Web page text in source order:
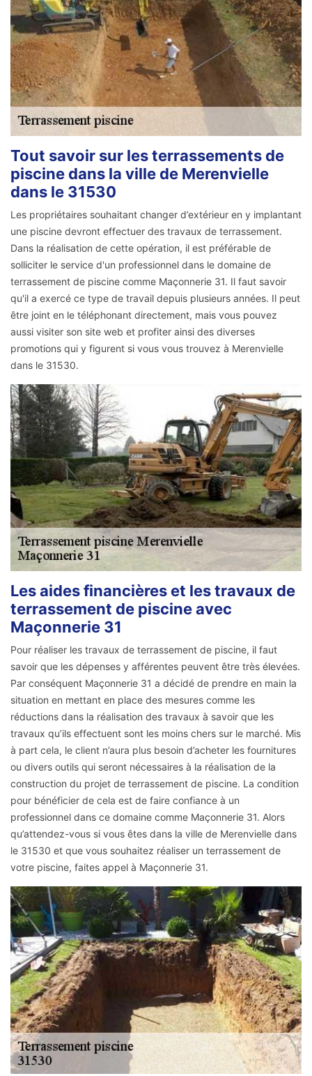
Tout savoir sur les terrassements de
piscine dans la ville de Merenvielle
dans le 31530
Les propriétaires souhaitant changer d’extérieur en y implantant
une piscine devront effectuer des travaux de terrassement.
Dans la réalisation de cette opération, il est préférable de
solliciter le service d'un professionnel dans le domaine de
terrassement de piscine comme Maçonnerie 31. Il faut savoir
qu'il a exercé ce type de travail depuis plusieurs années. Il peut
être joint en le téléphonant directement, mais vous pouvez
aussi visiter son site web et profiter ainsi des diverses
promotions qui y figurent si vous vous trouvez à Merenvielle
dans le 31530.
Les aides financières et les travaux de
terrassement de piscine avec
Maçonnerie 31
Pour réaliser les travaux de terrassement de piscine, il faut
savoir que les dépenses y afférentes peuvent être très élevées.
Par conséquent Maçonnerie 31 a décidé de prendre en main la
situation en mettant en place des mesures comme les
réductions dans la réalisation des travaux à savoir que les
travaux qu’ils effectuent sont les moins chers sur le marché. Mis
à part cela, le client n’aura plus besoin d’acheter les fournitures
ou divers outils qui seront nécessaires à la réalisation de la
construction du projet de terrassement de piscine. La condition
pour bénéficier de cela est de faire confiance à un
professionnel dans ce domaine comme Maçonnerie 31. Alors
qu’attendez-vous si vous êtes dans la ville de Merenvielle dans
le 31530 et que vous souhaitez réaliser un terrassement de
votre piscine, faites appel à Maçonnerie 31.